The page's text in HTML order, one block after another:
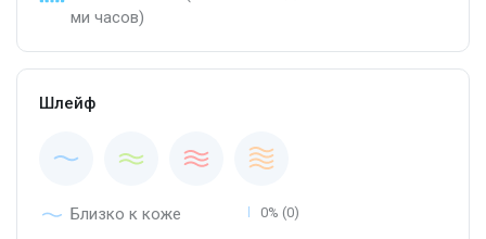
ми часов)
Шлейф
Близко к коже 0% (0)